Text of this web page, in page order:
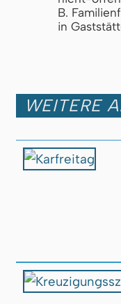
B.
in
WEITERE